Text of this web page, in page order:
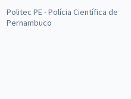
Politec PE - Polícia Científica de
Pernambuco